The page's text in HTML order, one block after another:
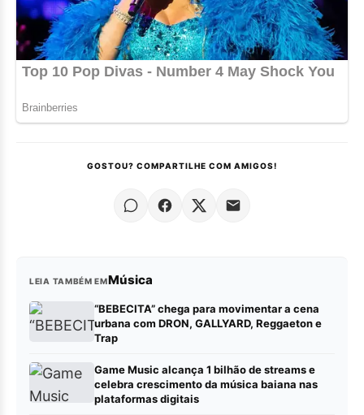
GOSTOU? COMPARTILHE COM AMIGOS!
LEIA TAMBÉM EMMúsica
“BEBECITA” chega para movimentar a cena
urbana com DRON, GALLYARD, Reggaeton e
Trap
Game Music alcança 1 bilhão de streams e
celebra crescimento da música baiana nas
plataformas digitais